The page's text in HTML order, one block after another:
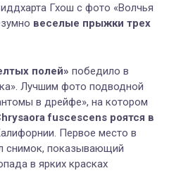
Гхош с фото «Волчья
веселые прыжки трех
полей» победило в
Лучшим фото подводной
в дрейфе», на котором
fuscescens роятся в
Первое место в
снимок, показывающий
в ярких красках